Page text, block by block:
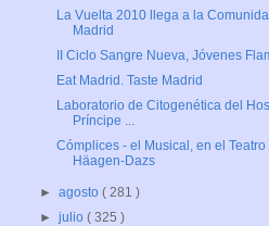
La Vuelta 2010 llega a la
Madrid
II Ciclo Sangre Nueva, Jóvenes
Eat Madrid. Taste Madrid
Laboratorio de Citogenética del
Príncipe ...
Cómplices - el Musical, en el Teatro
Häagen-Dazs
►agosto( 281 )
►julio( 325 )